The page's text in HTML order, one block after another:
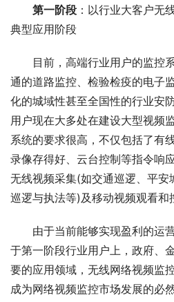
第一阶段 ：以行业大客户无
典型应用阶段
目前，高端行业用户的监控
通的道路监控、检验检疫的电子
化的城域性甚至全国性的行业安
用户现在大多处在建设大型视频
系统的要求很高，不仅包括了有
录像存得好、云台控制等指令响
无线视频采集(如交通巡逻、平安
巡逻与执法等)及移动视频观看和
由于当前能够实现盈利的运
于第一阶段行业用户上，政府、
要的应用领域，无线网络视频监
成为网络视频监控市场发展的必然